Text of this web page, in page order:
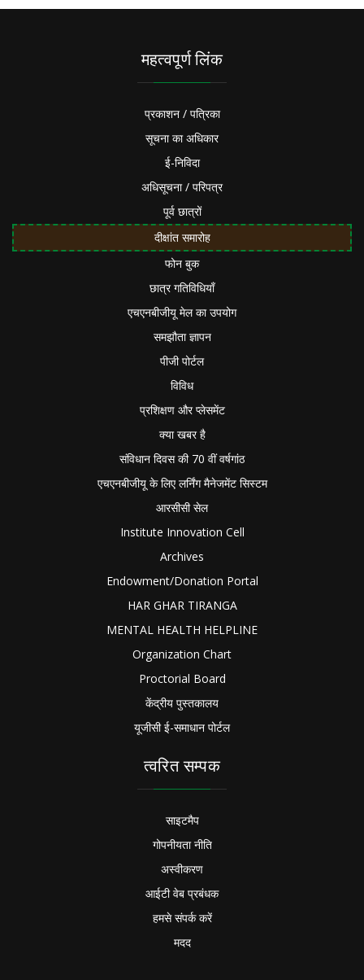
महत्वपूर्ण लिंक
प्रकाशन / पत्रिका
सूचना का अधिकार
ई-निविदा
अधिसूचना / परिपत्र
पूर्व छात्रों
दीक्षांत समारोह
फोन बुक
छात्र गतिविधियाँ
एचएनबीजीयू मेल का उपयोग
समझौता ज्ञापन
पीजी पोर्टल
विविध
प्रशिक्षण और प्लेसमेंट
क्या खबर है
संविधान दिवस की 70 वीं वर्षगांठ
एचएनबीजीयू के लिए लर्निंग मैनेजमेंट सिस्टम
आरसीसी सेल
Institute Innovation Cell
Archives
Endowment/Donation Portal
HAR GHAR TIRANGA
MENTAL HEALTH HELPLINE
Organization Chart
Proctorial Board
केंद्रीय पुस्तकालय
यूजीसी ई-समाधान पोर्टल
त्वरित सम्पक
साइटमैप
गोपनीयता नीति
अस्वीकरण
आईटी वेब प्रबंधक
हमसे संपर्क करें
मदद